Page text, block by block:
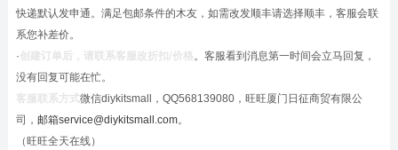
快递默认发申通。满足包邮条件的木友，如需改发顺丰请选择顺丰，客服会联
系您补差价。
·创建订单后，请联系客服改折扣 /价格。客服看到消息第一时间会立马回复，
没有回复可能在忙。
客服联系方式微信diykitsmall，QQ568139080，旺旺厦门日征商贸有限公
司， 邮箱service@diykitsmall.com。
（旺旺全天在线）